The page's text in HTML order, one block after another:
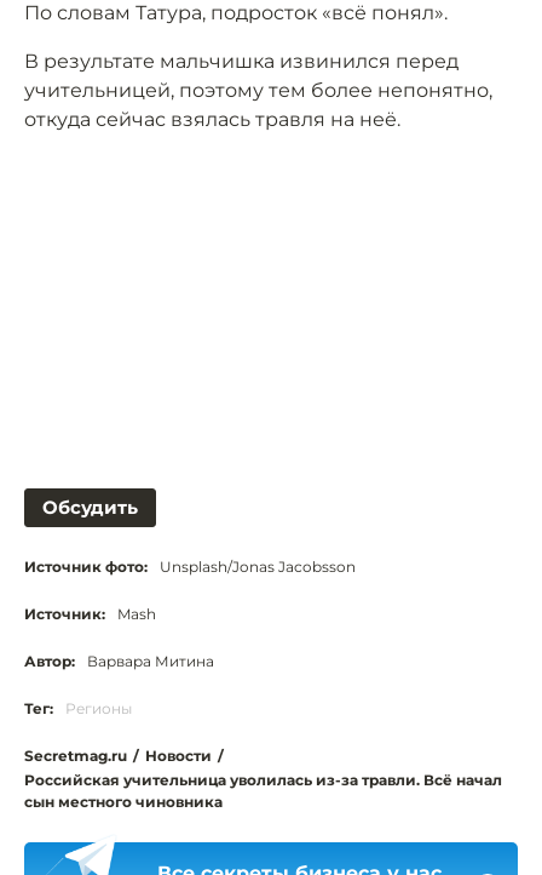
По словам Татура, подросток «всё понял».
В результате мальчишка извинился перед
учительницей, поэтому тем более непонятно,
откуда сейчас взялась травля на неё.
Обсудить
Источник фото: Unsplash/Jonas Jacobsson
Источник: Mash
Автор: Варвара Митина
Тег: Регионы
Secretmag.ru / Новости /
Российская учительница уволилась из-за травли. Всё начал
сын местного чиновника